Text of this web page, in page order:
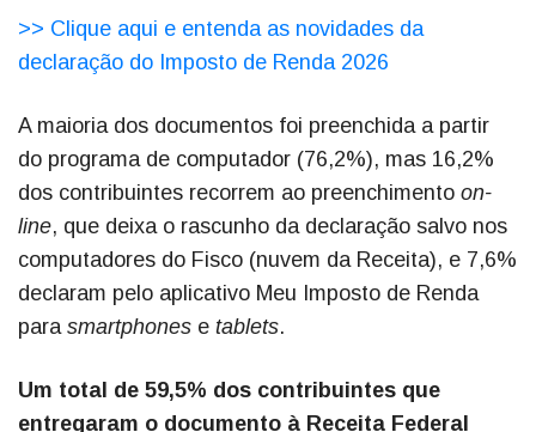
>> Clique aqui e entenda as novidades da
declaração do Imposto de Renda 2026
A maioria dos documentos foi preenchida a partir
do programa de computador (76,2%), mas 16,2%
dos contribuintes recorrem ao preenchimento on-
line, que deixa o rascunho da declaração salvo nos
computadores do Fisco (nuvem da Receita), e 7,6%
declaram pelo aplicativo Meu Imposto de Renda
para smartphones e tablets.
Um total de 59,5% dos contribuintes que
entregaram o documento à Receita Federal